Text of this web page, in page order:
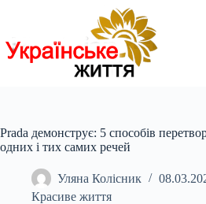
Prada демонструє: 5 способів
одних і тих самих речей
Уляна Колісник
Красиве життя